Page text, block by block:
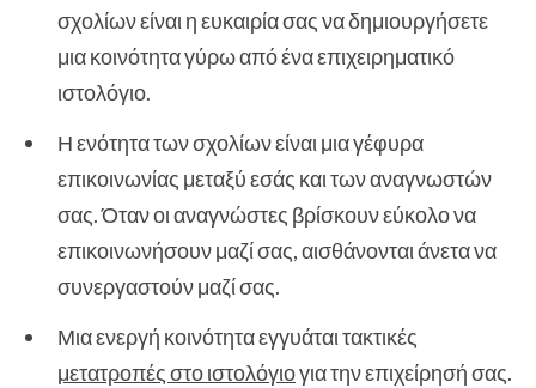
σχολίων είναι η ευκαιρία σας να δημιουργήσετε
μια κοινότητα γύρω από ένα επιχειρηματικό
ιστολόγιο.
Η ενότητα των σχολίων είναι μια γέφυρα
επικοινωνίας μεταξύ εσάς και των αναγνωστών
σας. Όταν οι αναγνώστες βρίσκουν εύκολο να
επικοινωνήσουν μαζί σας, αισθάνονται άνετα να
συνεργαστούν μαζί σας.
Μια ενεργή κοινότητα εγγυάται τακτικές
μετατροπές στο ιστολόγιογια την επιχείρησή σας.